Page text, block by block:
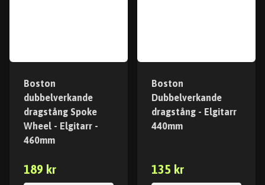
Boston
dubbelverkande
dragstång Spoke
Wheel - Elgitarr -
460mm
189 kr
Boston
Dubbelverkande
dragstång - Elgitarr
440mm
135 kr